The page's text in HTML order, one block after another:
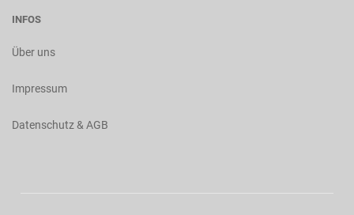
INFOS
Über uns
Impressum
Datenschutz & AGB